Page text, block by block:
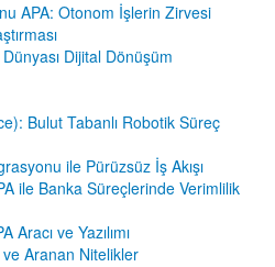
APA: Otonom İşlerin Zirvesi
Dijital Dönüşüm
Bulut Tabanlı Robotik Süreç
ile Pürüzsüz İş Akışı
ile Banka Süreçlerinde Verimlilik
Aracı ve Yazılımı
ve Aranan Nitelikler